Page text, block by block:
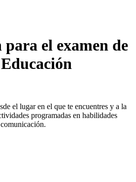
el examen de
el lugar en el que te encuentres y a la
programadas en habilidades